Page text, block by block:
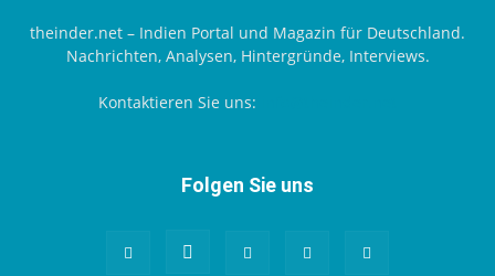
theinder.net – Indien Portal und Magazin für Deutschland.
Nachrichten, Analysen, Hintergründe, Interviews.
Kontaktieren Sie uns:
Folgen Sie uns